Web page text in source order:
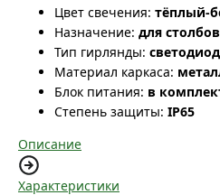
Цвет свечения: тёплый-
Назначение: для столбов
Тип гирлянды:
Материал каркаса:
Блок питания: в
Степень защиты: IP65
Описание
Характеристики